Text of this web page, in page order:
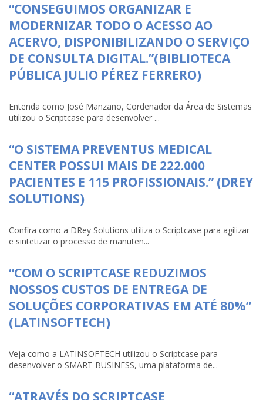
“CONSEGUIMOS ORGANIZAR E
MODERNIZAR TODO O ACESSO AO
ACERVO, DISPONIBILIZANDO O SERVIÇO
DE CONSULTA DIGITAL.”(BIBLIOTECA
PÚBLICA JULIO PÉREZ FERRERO)
Entenda como José Manzano, Cordenador da Área de Sistemas
utilizou o Scriptcase para desenvolver ...
“O SISTEMA PREVENTUS MEDICAL
CENTER POSSUI MAIS DE 222.000
PACIENTES E 115 PROFISSIONAIS.” (DREY
SOLUTIONS)
Confira como a DRey Solutions utiliza o Scriptcase para agilizar
e sintetizar o processo de manuten...
“COM O SCRIPTCASE REDUZIMOS
NOSSOS CUSTOS DE ENTREGA DE
SOLUÇÕES CORPORATIVAS EM ATÉ 80%”
(LATINSOFTECH)
Veja como a LATINSOFTECH utilizou o Scriptcase para
desenvolver o SMART BUSINESS, uma plataforma de...